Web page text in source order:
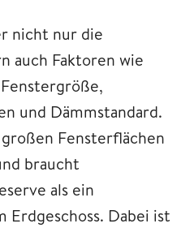
nicht nur die
auch Faktoren wie
und Dämmstandard.
Fensterflächen
braucht
als ein
Dabei ist